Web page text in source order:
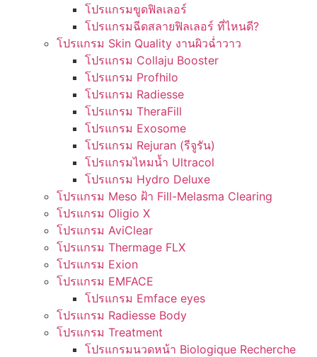
โปรแกรมขูดฟิลเลอร์
โปรแกรมฉีดสลายฟิลเลอร์ ที่ไหนดี?
โปรแกรม Skin Quality งานผิวฉ่ำวาว
โปรแกรม Collaju Booster
โปรแกรม Profhilo
โปรแกรม Radiesse
โปรแกรม TheraFill
โปรแกรม Exosome
โปรแกรม Rejuran (รีจูรัน)
โปรแกรมไหมน้ำ Ultracol
โปรแกรม Hydro Deluxe
โปรแกรม Meso ฝ้า Fill-Melasma Clearing
โปรแกรม Oligio X
โปรแกรม AviClear
โปรแกรม Thermage FLX
โปรแกรม Exion
โปรแกรม EMFACE
โปรแกรม Emface eyes
โปรแกรม Radiesse Body
โปรแกรม Treatment
โปรแกรมนวดหน้า Biologique Recherche